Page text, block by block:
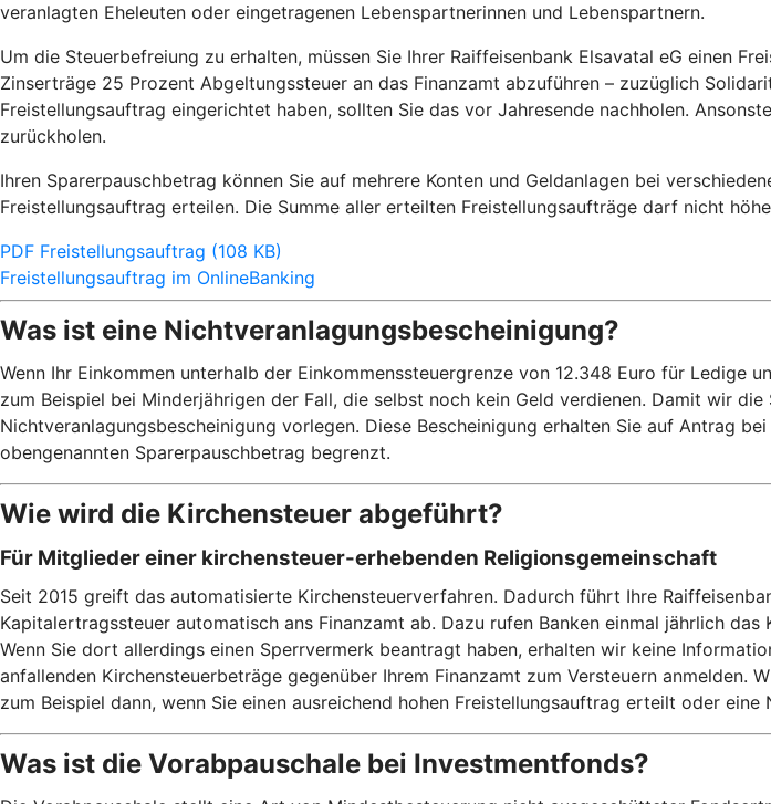
veranlagten Eheleuten oder eingetragenen Lebenspartnerinnen und Lebenspartnern.
Um die Steuerbefreiung zu erhalten, müssen Sie Ihrer Raiffeisenbank Elsavatal eG einen
Zinserträge 25 Prozent Abgeltungssteuer an das Finanzamt abzuführen – zuzüglich
Freistellungsauftrag eingerichtet haben, sollten Sie das vor Jahresende nachholen.
zurückholen.
Ihren Sparerpauschbetrag können Sie auf mehrere Konten und Geldanlagen bei
Freistellungsauftrag erteilen. Die Summe aller erteilten Freistellungsaufträge darf nicht
PDF Freistellungsauftrag (108 KB)
Freistellungsauftrag im OnlineBanking
Was ist eine Nichtveranlagungsbescheinigung?
Wenn Ihr Einkommen unterhalb der Einkommenssteuergrenze von 12.348 Euro für Ledige
zum Beispiel bei Minderjährigen der Fall, die selbst noch kein Geld verdienen. Damit wir
Nichtveranlagungsbescheinigung vorlegen. Diese Bescheinigung erhalten Sie auf Antrag
obengenannten Sparerpauschbetrag begrenzt.
Wie wird die Kirchensteuer abgeführt?
Für Mitglieder einer kirchensteuer-erhebenden Religionsgemeinschaft
Seit 2015 greift das automatisierte Kirchensteuerverfahren. Dadurch führt Ihre
Kapitalertragssteuer automatisch ans Finanzamt ab. Dazu rufen Banken einmal jährlich
Wenn Sie dort allerdings einen Sperrvermerk beantragt haben, erhalten wir keine
anfallenden Kirchensteuerbeträge gegenüber Ihrem Finanzamt zum Versteuern
zum Beispiel dann, wenn Sie einen ausreichend hohen Freistellungsauftrag erteilt oder eine
Was ist die Vorabpauschale bei Investmentfonds?